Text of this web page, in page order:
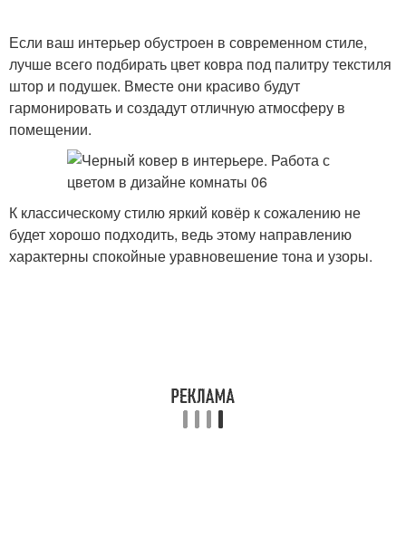
Если ваш интерьер обустроен в современном стиле,
лучше всего подбирать цвет ковра под палитру текстиля
штор и подушек. Вместе они красиво будут
гармонировать и создадут отличную атмосферу в
помещении.
К классическому стилю яркий ковёр к сожалению не
будет хорошо подходить, ведь этому направлению
характерны спокойные уравновешение тона и узоры.